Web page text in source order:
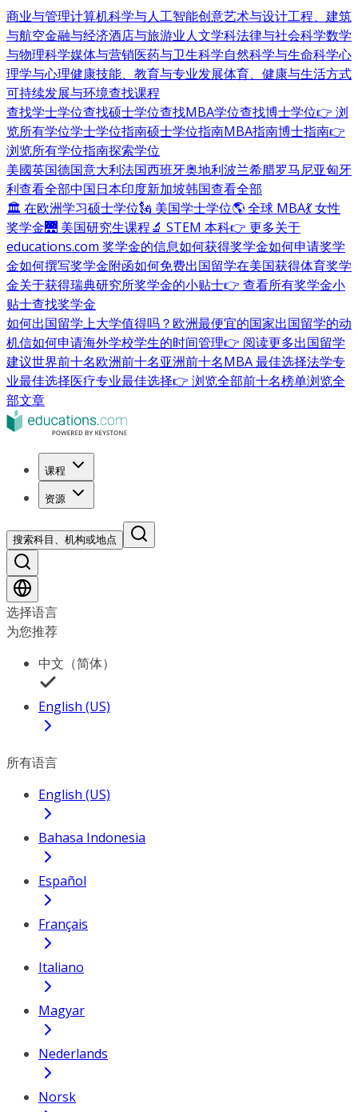
商业与管理计算机科学与人工智能创意艺术与设计工程、建筑
与航空金融与经济酒店与旅游业人文学科法律与社会科学数学
与物理科学媒体与营销医药与卫生科学自然科学与生命科学心
理学与心理健康技能、教育与专业发展体育、健康与生活方式
可持续发展与环境查找课程
查找学士学位查找硕士学位查找MBA学位查找博士学位👉 浏
览所有学位学士学位指南硕士学位指南MBA指南博士指南👉
浏览所有学位指南探索学位
美國英国德国意大利法国西班牙奥地利波兰希腊罗马尼亚匈牙
利查看全部中国日本印度新加坡韩国查看全部
🏛 在欧洲学习硕士学位🗽 美国学士学位🌎 全球 MBA💃 女性
奖学金🌉 美国研究生课程🔬 STEM 本科👉 更多关于
educations.com 奖学金的信息如何获得奖学金如何申请奖学
金如何撰写奖学金附函如何免费出国留学在美国获得体育奖学
金关于获得瑞典研究所奖学金的小贴士👉 查看所有奖学金小
贴士查找奖学金
如何出国留学上大学值得吗？ 欧洲最便宜的国家出国留学的动
机信如何申请海外学校学生的时间管理👉 阅读更多出国留学
建议世界前十名欧洲前十名亚洲前十名MBA 最佳选择法学专
业最佳选择医疗专业最佳选择👉 浏览全部前十名榜单浏览全
部文章
课程
资源
搜索科目、机构或地点
选择语言
为您推荐
中文（简体）
English (US)
所有语言
English (US)
Bahasa Indonesia
Español
Français
Italiano
Magyar
Nederlands
Norsk